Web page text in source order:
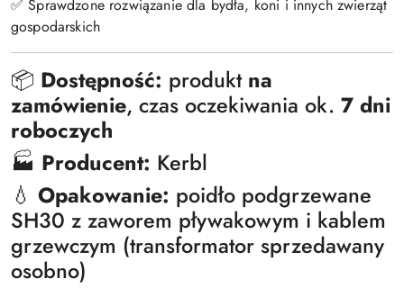
✅ Sprawdzone rozwiązanie dla bydła, koni i innych zwierząt
gospodarskich
📦 Dostępność: produkt na
zamówienie, czas oczekiwania ok. 7 dni
roboczych
🏭 Producent: Kerbl
💧 Opakowanie: poidło podgrzewane
SH30 z zaworem pływakowym i kablem
grzewczym (transformator sprzedawany
osobno)